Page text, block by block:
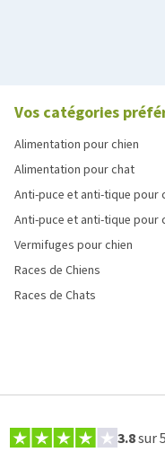
Vos catégories
Alimentation pour chien
Alimentation pour chat
Anti-puce et anti-tique pour
Anti-puce et anti-tique pour
Vermifuges pour chien
Races de Chiens
Races de Chats
3.8sur